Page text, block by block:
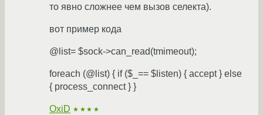
то явно сложнее чем вызов селекта).
вот пример кода
@list= $sock->can_read(tmimeout);
foreach (@list) { if ($_== $listen) { accept } else
{ process_connect } }
OxiD ★★★★